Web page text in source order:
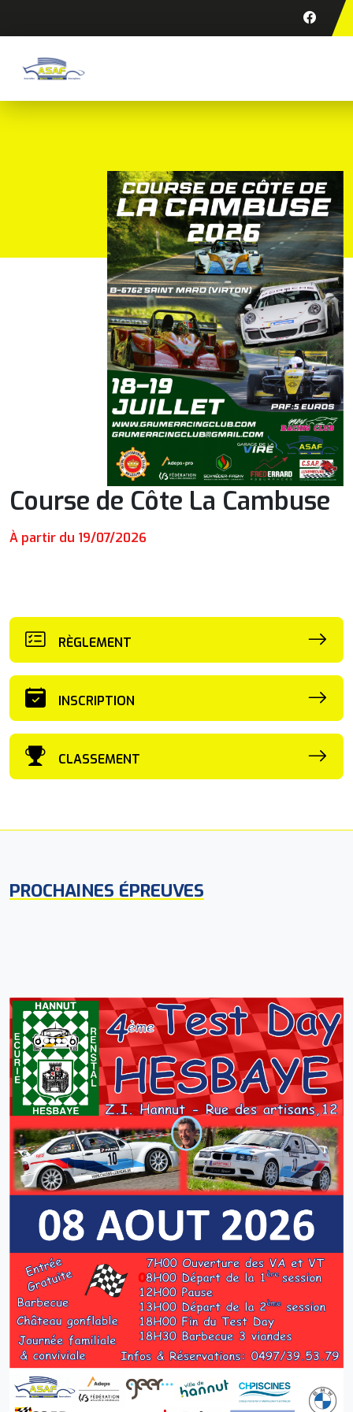
Course de Côte La Cambuse
À partir du 19/07/2026
RÈGLEMENT
INSCRIPTION
CLASSEMENT
PROCHAINES ÉPREUVES